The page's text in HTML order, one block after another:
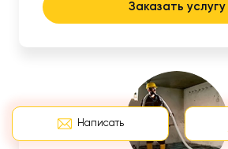
Написать
Заказать услугу